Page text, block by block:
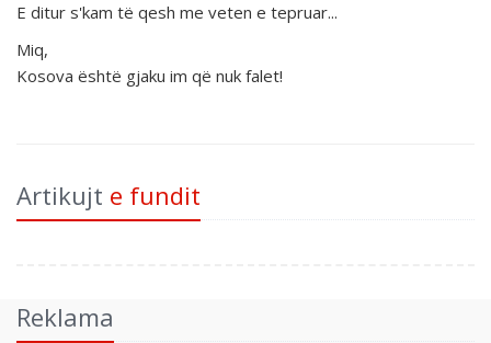
E ditur s'kam të qesh me veten e tepruar...
Miq,
Kosova është gjaku im që nuk falet!
Artikujt e fundit
Reklama